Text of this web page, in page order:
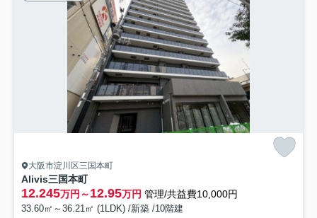
大阪市淀川区三国本町
Alivis三国本町
12.245万円～12.95万円 管理/共益費10,000円
33.60㎡～36.21㎡ (1LDK) /新築 /10階建